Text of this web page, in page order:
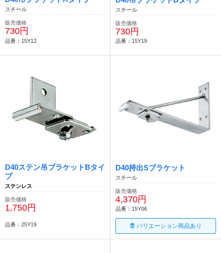
スチール
販売価格
730円
品番：15Y12
スチール
販売価格
730円
品番：15Y19
D40ステン吊ブラケットBタイ
プ
ステンレス
販売価格
1,750円
品番：25Y19
D40持出Sブラケット
スチール
販売価格
4,370円
品番：15Y06
バリエーション商品あり